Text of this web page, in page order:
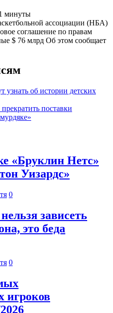
минуты
ассоциации (НБА)
соглашение по правам
$ 76 млрд Об этом сообщает
узнать об истории детских
поставки
«Бруклин Нетс»
Уизардс»
0
зависеть
это беда
0
игроков